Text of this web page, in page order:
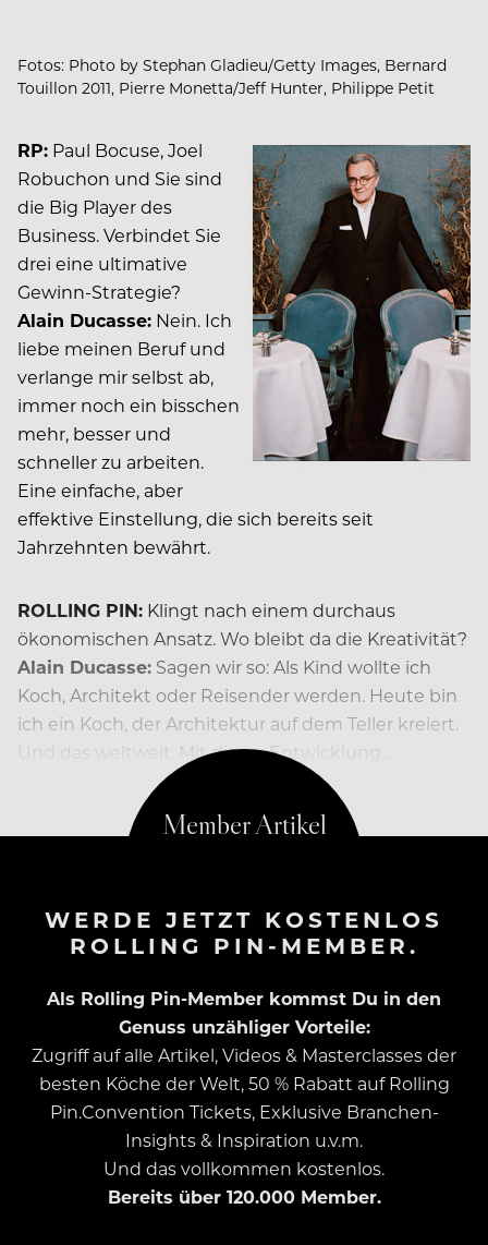
Fotos: Photo by Stephan Gladieu/Getty Images, Bernard
Touillon 2011, Pierre Monetta/Jeff Hunter, Philippe Petit
RP: Paul Bocuse, Joel
Robuchon und Sie sind
die Big Player des
Business. Verbindet Sie
drei eine ultimative
Gewinn-Strategie?
Alain Ducasse: Nein. Ich
liebe meinen Beruf und
verlange mir selbst ab,
immer noch ein bisschen
mehr, besser und
schneller zu arbeiten.
Eine einfache, aber
effektive Einstellung, die sich bereits seit
Jahrzehnten bewährt.
ROLLING PIN: Klingt nach einem durchaus
ökonomischen Ansatz. Wo bleibt da die Kreativität?
Alain Ducasse: Sagen wir so: Als Kind wollte ich
Koch, Architekt oder Reisender werden. Heute bin
ich ein Koch, der Architektur auf dem Teller kreiert.
Und das weltweit. Mit dieser Entwicklung…
WERDE JETZT KOSTENLOS
ROLLING PIN-MEMBER.
Als Rolling Pin-Member kommst Du in den
Genuss unzähliger Vorteile:
Zugriff auf alle Artikel, Videos & Masterclasses der
besten Köche der Welt, 50 % Rabatt auf Rolling
Pin.Convention Tickets, Exklusive Branchen-
Insights & Inspiration u.v.m.
Und das vollkommen kostenlos.
Bereits über 120.000 Member.